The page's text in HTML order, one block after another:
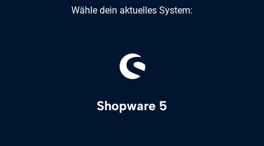
Wähle dein aktuelles System:
Shopware 5